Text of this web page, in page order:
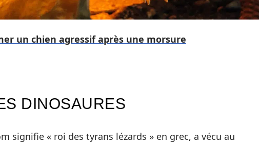
un chien agressif après une morsure
DINOSAURES
signifie « roi des tyrans lézards » en grec, a vécu au